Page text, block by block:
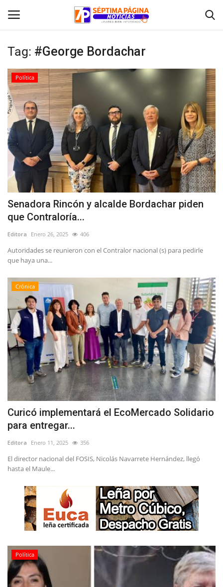
Inicio
Crónica
Policial
Tribunales
Deporte
Política
Espectáculos
Tag: #George Bordachar
Política
Senadora Rincón y alcalde Bordachar piden
que Contraloría...
Editora Enero 26, 2025 406
Autoridades se reunieron con el Contralor nacional (s) para pedirle
que haya una...
Crónica
Curicó implementará el EcoMercado Solidario
para entregar...
Editora Enero 11, 2025 356
El director nacional del FOSIS, Nicolás Navarrete Hernández, llegó
hasta el Maule...
Política